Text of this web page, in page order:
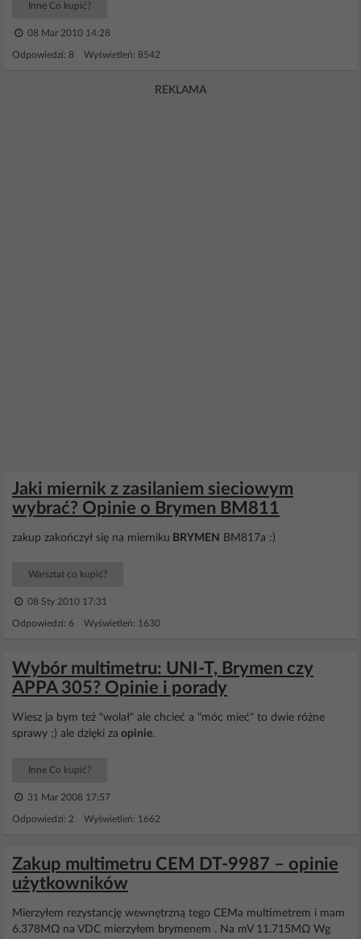
Inne Co kupić?
08 Mar 2010 14:28
Odpowiedzi: 8 Wyświetleń: 8542
REKLAMA
Jaki miernik z zasilaniem sieciowym
wybrać? Opinie o Brymen BM811
zakup zakończył się na mierniku BRYMEN BM817a :)
Warsztat co kupić?
08 Sty 2010 17:31
Odpowiedzi: 6 Wyświetleń: 1630
Wybór multimetru: UNI-T, Brymen czy
APPA 305? Opinie i porady
Wiesz ja bym też "wolał" ale chcieć a "móc mieć" to dwie różne
sprawy ;) ale dzięki za opinie.
Inne Co kupić?
31 Mar 2008 17:57
Odpowiedzi: 2 Wyświetleń: 1662
Zakup multimetru CEM DT-9987 – opinie
użytkowników
Mierzyłem rezystancję wewnętrzną tego CEMa multimetrem i mam
6.378MΩ na VDC mierzyłem brymenem . Na mV 11.715MΩ Wg